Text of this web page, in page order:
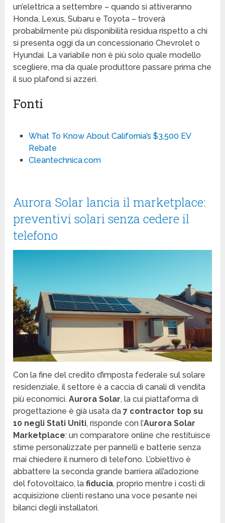
un’elettrica a settembre – quando si attiveranno
Honda, Lexus, Subaru e Toyota – troverà
probabilmente più disponibilità residua rispetto a chi
si presenta oggi da un concessionario Chevrolet o
Hyundai. La variabile non è più solo quale modello
scegliere, ma da quale produttore passare prima che
il suo plafond si azzeri.
Fonti
What To Know About California’s $3,500 EV
Rebate
Cleantechnica.com
Aurora Solar lancia il marketplace:
preventivi solari senza cedere il
telefono
Con la fine del credito d’imposta federale sul solare
residenziale, il settore è a caccia di canali di vendita
più economici.Aurora Solar, la cui piattaforma di
progettazione è già usata da7 contractor top su
10 negli Stati Uniti, risponde con l’Aurora Solar
Marketplace: un comparatore online che restituisce
stime personalizzate per pannelli e batterie senza
mai chiedere il numero di telefono. L’obiettivo è
abbattere la seconda grande barriera all’adozione
del fotovoltaico, lafiducia, proprio mentre i costi di
acquisizione clienti restano una voce pesante nei
bilanci degli installatori.